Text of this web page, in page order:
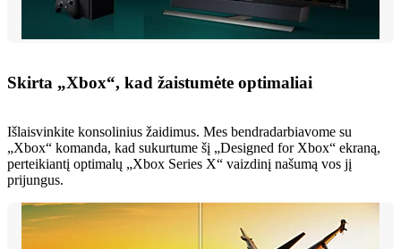
Skirta „Xbox“, kad žaistumėte optimaliai
Išlaisvinkite konsolinius žaidimus. Mes bendradarbiavome su
„Xbox“ komanda, kad sukurtume šį „Designed for Xbox“ ekraną,
perteikiantį optimalų „Xbox Series X“ vaizdinį našumą vos jį
prijungus.